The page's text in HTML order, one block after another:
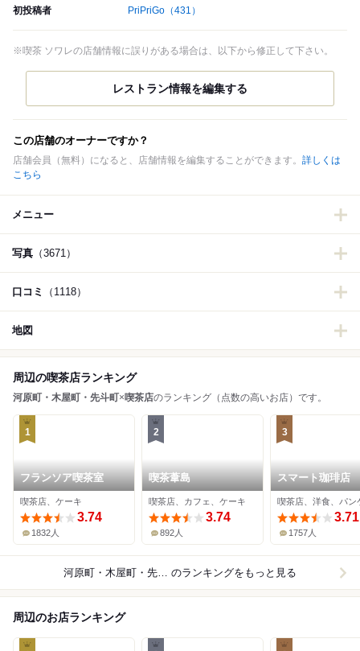
初投稿者 PriPriGo （431）
※喫茶 ソワレの店舗情報に誤りがある場合は、以下から修正して下さい。
この店舗のオーナーですか？
店舗会員（無料）になると、店舗情報を編集することができます。 詳しくは
こちら
メニュー
写真 （3671）
口コミ （1118）
地図
周辺の喫茶店ランキング
河原町・木屋町・先斗町×喫茶店のランキング（点数の高いお店）です。
1
フランソア喫茶室
喫茶店、ケーキ
3.74
1832人
2
喫茶葦島
喫茶店、カフェ、ケーキ
3.74
892人
3
スマート珈琲店
喫茶店、洋食、パン
3.71
1757人
河原町・木屋町・先斗町×喫茶店 のランキングをもっと見る
周辺のお店ランキング